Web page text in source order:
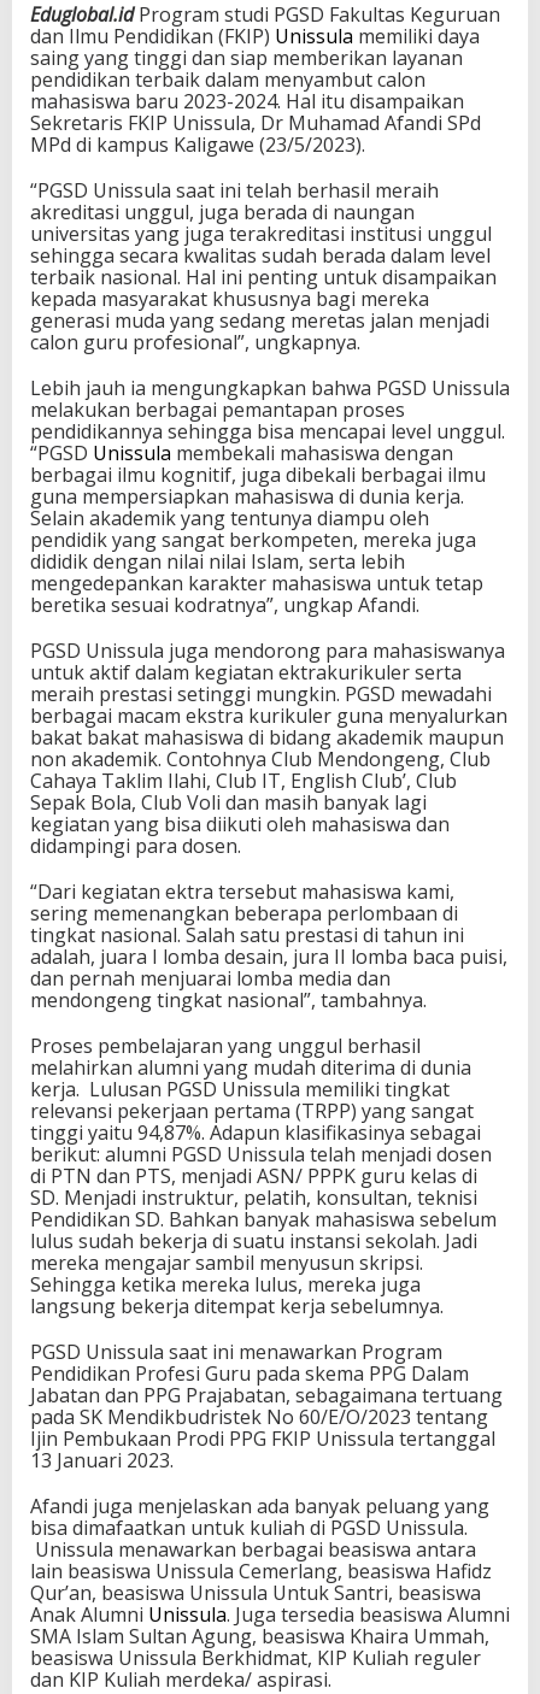
Eduglobal.idProgram studi PGSD Fakultas Keguruan
dan Ilmu Pendidikan (FKIP) Unissula memiliki daya
saing yang tinggi dan siap memberikan layanan
pendidikan terbaik dalam menyambut calon
mahasiswa baru 2023-2024. Hal itu disampaikan
Sekretaris FKIP Unissula, Dr Muhamad Afandi SPd
MPd di kampus Kaligawe (23/5/2023).
“PGSD Unissula saat ini telah berhasil meraih
akreditasi unggul, juga berada di naungan
universitas yang juga terakreditasi institusi unggul
sehingga secara kwalitas sudah berada dalam level
terbaik nasional. Hal ini penting untuk disampaikan
kepada masyarakat khususnya bagi mereka
generasi muda yang sedang meretas jalan menjadi
calon guru profesional”, ungkapnya.
Lebih jauh ia mengungkapkan bahwa PGSD Unissula
melakukan berbagai pemantapan proses
pendidikannya sehingga bisa mencapai level unggul.
“PGSD Unissula membekali mahasiswa dengan
berbagai ilmu kognitif, juga dibekali berbagai ilmu
guna mempersiapkan mahasiswa di dunia kerja.
Selain akademik yang tentunya diampu oleh
pendidik yang sangat berkompeten, mereka juga
dididik dengan nilai nilai Islam, serta lebih
mengedepankan karakter mahasiswa untuk tetap
beretika sesuai kodratnya”, ungkap Afandi.
PGSD Unissula juga mendorong para mahasiswanya
untuk aktif dalam kegiatan ektrakurikuler serta
meraih prestasi setinggi mungkin. PGSD mewadahi
berbagai macam ekstra kurikuler guna menyalurkan
bakat bakat mahasiswa di bidang akademik maupun
non akademik. Contohnya Club Mendongeng, Club
Cahaya Taklim Ilahi, Club IT, English Club’, Club
Sepak Bola, Club Voli dan masih banyak lagi
kegiatan yang bisa diikuti oleh mahasiswa dan
didampingi para dosen.
“Dari kegiatan ektra tersebut mahasiswa kami,
sering memenangkan beberapa perlombaan di
tingkat nasional. Salah satu prestasi di tahun ini
adalah, juara I lomba desain, jura II lomba baca puisi,
dan pernah menjuarai lomba media dan
mendongeng tingkat nasional”, tambahnya.
Proses pembelajaran yang unggul berhasil
melahirkan alumni yang mudah diterima di dunia
kerja. Lulusan PGSD Unissula memiliki tingkat
relevansi pekerjaan pertama (TRPP) yang sangat
tinggi yaitu 94,87%. Adapun klasifikasinya sebagai
berikut: alumni PGSD Unissula telah menjadi dosen
di PTN dan PTS, menjadi ASN/ PPPK guru kelas di
SD. Menjadi instruktur, pelatih, konsultan, teknisi
Pendidikan SD. Bahkan banyak mahasiswa sebelum
lulus sudah bekerja di suatu instansi sekolah. Jadi
mereka mengajar sambil menyusun skripsi.
Sehingga ketika mereka lulus, mereka juga
langsung bekerja ditempat kerja sebelumnya.
PGSD Unissula saat ini menawarkan Program
Pendidikan Profesi Guru pada skema PPG Dalam
Jabatan dan PPG Prajabatan, sebagaimana tertuang
pada SK Mendikbudristek No 60/E/O/2023 tentang
Ijin Pembukaan Prodi PPG FKIP Unissula tertanggal
13 Januari 2023.
Afandi juga menjelaskan ada banyak peluang yang
bisa dimafaatkan untuk kuliah di PGSD Unissula.
Unissula menawarkan berbagai beasiswa antara
lain beasiswa Unissula Cemerlang, beasiswa Hafidz
Qur’an, beasiswa Unissula Untuk Santri, beasiswa
Anak Alumni Unissula. Juga tersedia beasiswa Alumni
SMA Islam Sultan Agung, beasiswa Khaira Ummah,
beasiswa Unissula Berkhidmat, KIP Kuliah reguler
dan KIP Kuliah merdeka/ aspirasi.